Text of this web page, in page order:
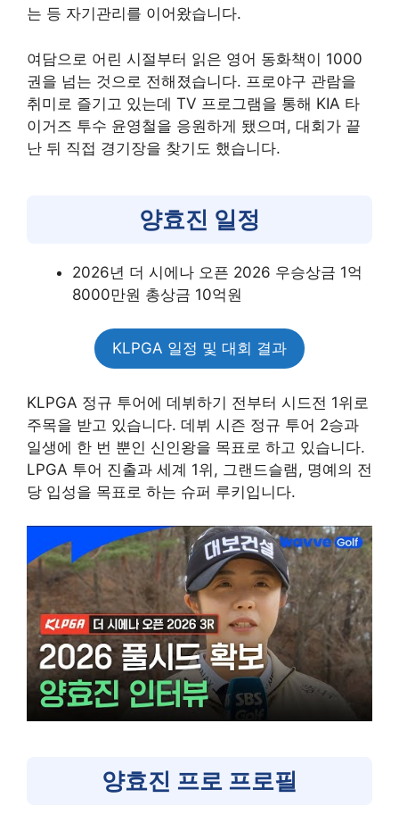
는 등 자기관리를 이어왔습니다.
여담으로 어린 시절부터 읽은 영어 동화책이 1000
권을 넘는 것으로 전해졌습니다. 프로야구 관람을
취미로 즐기고 있는데 TV 프로그램을 통해 KIA 타
이거즈 투수 윤영철을 응원하게 됐으며, 대회가 끝
난 뒤 직접 경기장을 찾기도 했습니다.
양효진 일정
2026년 더 시에나 오픈 2026 우승상금 1억
8000만원 총상금 10억원
KLPGA 일정 및 대회 결과
KLPGA 정규 투어에 데뷔하기 전부터 시드전 1위로
주목을 받고 있습니다. 데뷔 시즌 정규 투어 2승과
일생에 한 번 뿐인 신인왕을 목표로 하고 있습니다.
LPGA 투어 진출과 세계 1위, 그랜드슬램, 명예의 전
당 입성을 목표로 하는 슈퍼 루키입니다.
양효진 프로 프로필